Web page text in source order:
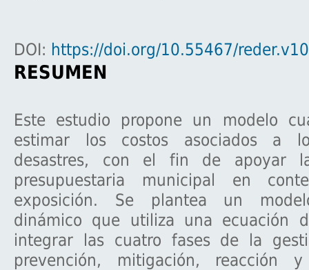
DOI: https://doi.org/10.55467/
RESUMEN
Este estudio propone un modelo
estimar los costos asociados a
desastres, con el fin de apoyar
presupuestaria municipal en
exposición. Se plantea un
dinámico que utiliza una ecuación
integrar las cuatro fases de la
prevención, mitigación, reacción y